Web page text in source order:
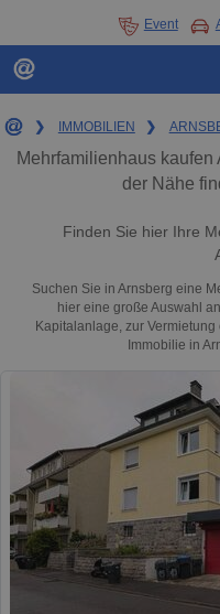
Event
❯ IMMOBILIEN ❯
Mehrfamilienhaus
der Nähe
Finden Sie hier Ihre
Suchen Sie in Arnsberg eine
hier eine große Auswahl
Kapitalanlage, zur
Immobilie in